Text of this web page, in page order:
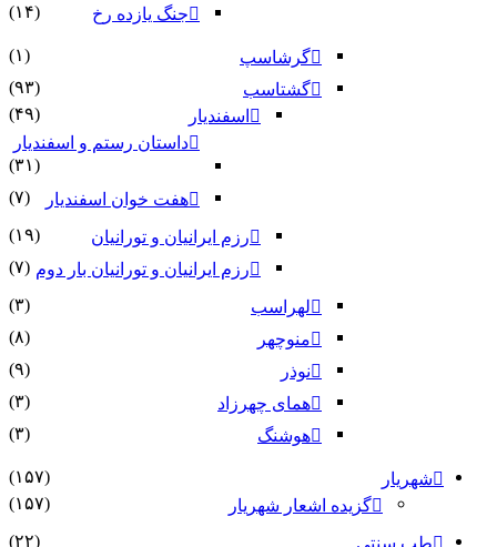
جنگ یازده رخ
(۱۴)
گرشاسپ
(۱)
گشتاسب
(۹۳)
اسفندیار
(۴۹)
داستان رستم و اسفندیار
(۳۱)
هفت خوان اسفندیار
(۷)
رزم ایرانیان و تورانیان
(۱۹)
رزم ایرانیان و تورانیان بار دوم (۷)
لهراسب
(۳)
منوچهر
(۸)
نوذر
(۹)
هماى چهرزاد
(۳)
هوشنگ
(۳)
شهریار
(۱۵۷)
گزیده اشعار شهریار
(۱۵۷)
طب سنتی (۲۲)